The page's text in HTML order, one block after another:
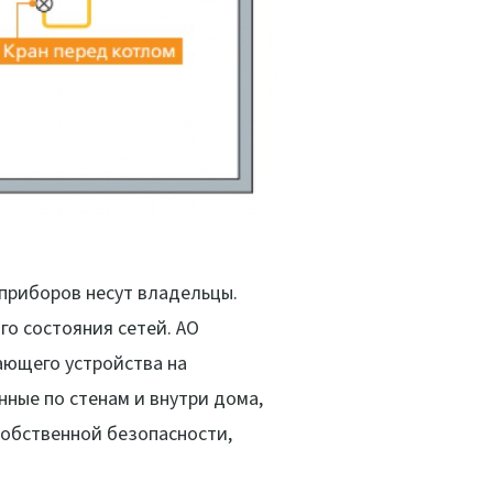
несут владельцы.
состояния сетей. АО
устройства на
по стенам и внутри дома,
безопасности,